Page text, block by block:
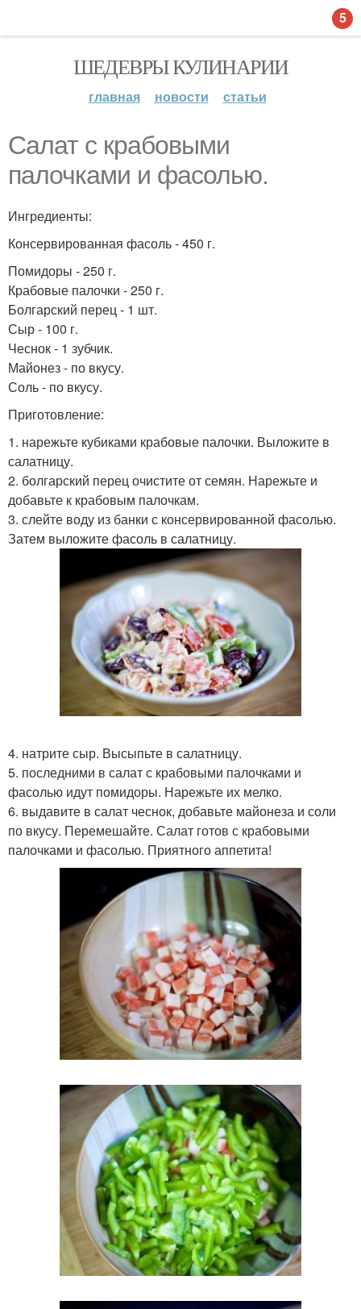
ШЕДЕВРЫ КУЛИНАРИИ
главная новости статьи
Cалат с крабовыми
палочками и фасолью.
Ингредиенты:
Консервированная фасоль - 450 г.
Помидоры - 250 г.
Крабовые палочки - 250 г.
Болгарский перец - 1 шт.
Сыр - 100 г.
Чеснок - 1 зубчик.
Майонез - по вкусу.
Соль - по вкусу.
Приготовление:
1. нарежьте кубиками крабовые палочки. Выложите в
салатницу.
2. болгарский перец очистите от семян. Нарежьте и
добавьте к крабовым палочкам.
3. слейте воду из банки с консервированной фасолью.
Затем выложите фасоль в салатницу.
4. натрите сыр. Высыпьте в салатницу.
5. последними в салат с крабовыми палочками и
фасолью идут помидоры. Нарежьте их мелко.
6. выдавите в салат чеснок, добавьте майонеза и соли
по вкусу. Перемешайте. Салат готов с крабовыми
палочками и фасолью. Приятного аппетита!
5